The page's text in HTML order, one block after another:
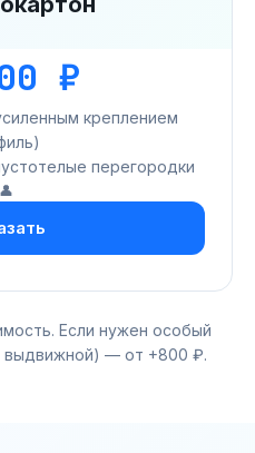
₽
креплением
перегородки
👤
Если нужен особый
выдвижной) — от +800 ₽.